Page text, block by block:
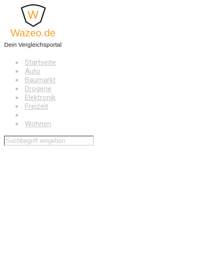
Hauptinhalt
springen
Startseite
Auto
Baumarkt
Drogerie
Elektronik
Freizeit
Wohnen